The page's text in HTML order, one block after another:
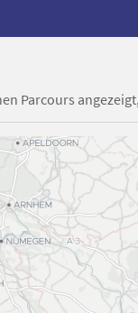
Parcours